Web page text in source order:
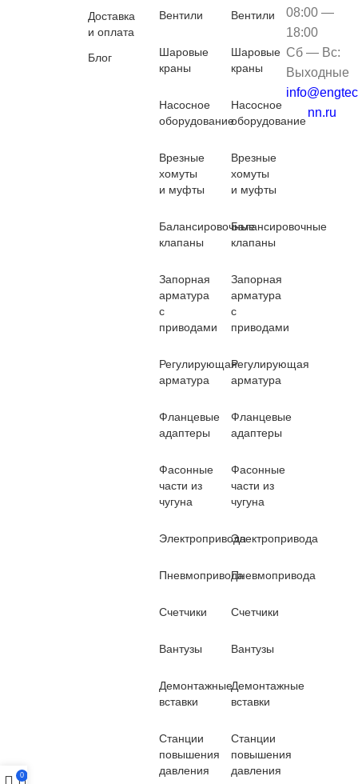
Доставка
и оплата
Блог
Вентили
Шаровые
краны
Насосное
оборудование
Врезные
хомуты
и муфты
Балансировочные
клапаны
Запорная
арматура
с
приводами
Регулирующая
арматура
Фланцевые
адаптеры
Фасонные
части из
чугуна
Электропривода
Пневмопривода
Счетчики
Вантузы
Демонтажные
вставки
Станции
повышения
давления
Вентили
Шаровые
краны
Насосное
оборудование
Врезные
хомуты
и муфты
Балансировочные
клапаны
Запорная
арматура
с
приводами
Регулирующая
арматура
Фланцевые
адаптеры
Фасонные
части из
чугуна
Электропривода
Пневмопривода
Счетчики
Вантузы
Демонтажные
вставки
Станции
повышения
давления
08:00 —
18:00
Сб — Вс:
Выходные
nn.ru
0